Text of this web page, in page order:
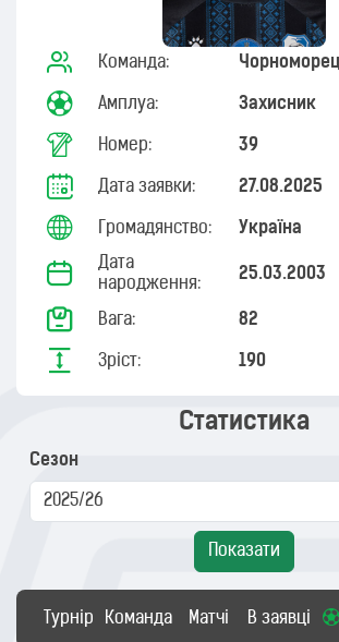
Команда:
Амплуа: Захисник
Номер: 39
Дата заявки: 27.08.2025
Громадянство: Україна
Дата
народження:
25.03.2003
Вага: 82
Зріст: 190
Статистика
Сезон
Показати
Турнір Команда Матчі В заявці